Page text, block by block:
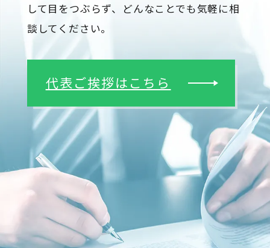
して目をつぶらず、どんなことでも気軽に相
談してください。
代表ご挨拶はこちら